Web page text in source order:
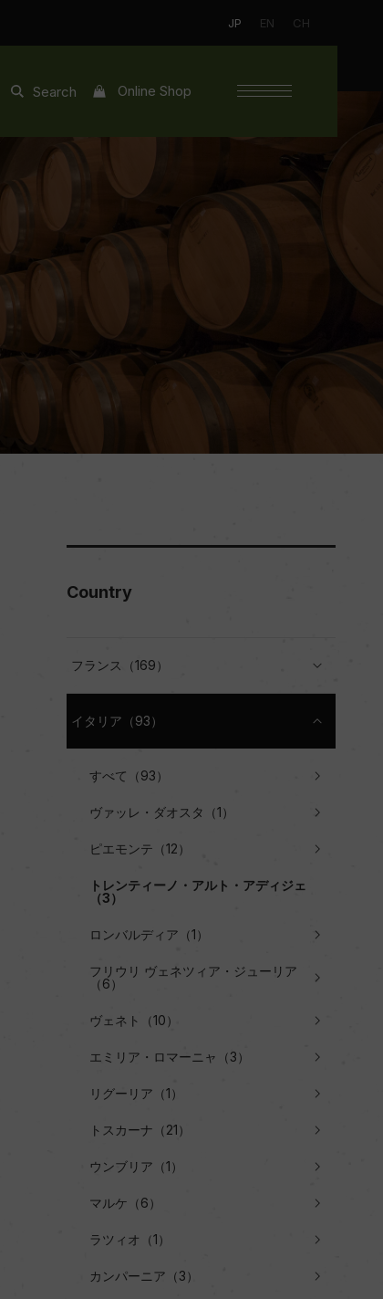
JP EN CH
Search Online Shop
Country
フランス（169）
イタリア（93）
すべて（93）
ヴァッレ・ダオスタ（1）
ピエモンテ（12）
トレンティーノ・アルト・アディジェ
（3）
ロンバルディア（1）
フリウリ ヴェネツィア・ジューリア
（6）
ヴェネト（10）
エミリア・ロマーニャ（3）
リグーリア（1）
トスカーナ（21）
ウンブリア（1）
マルケ（6）
ラツィオ（1）
カンパーニア（3）